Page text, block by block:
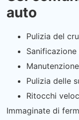
auto
Pulizia del
Pulizia delle
Ritocchi
Immaginate di